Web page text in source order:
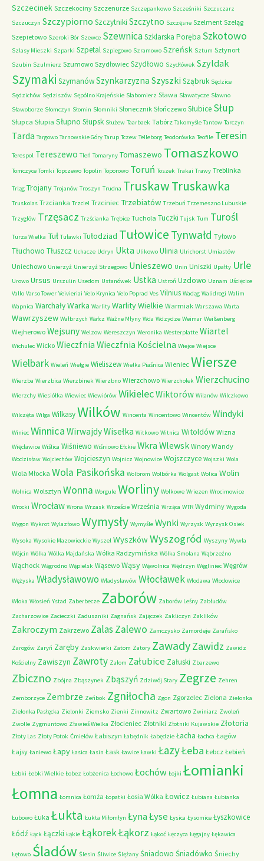
Szczecinek Szczekociny Szczenurze Szczepankowo Szcześniki Szczuczarz
Szczuczyn Szczypiorno Szczytniki Szczytno Szczęsne Szelment Szeląg
Szepietowo Szeroki Bór Szewce SzewnicaSzklarska Poręba Szkotowo
Szlasy Mieszki Szparki Szpetal Szpiegowo Szramowo Szreńsk Sztum Sztynort
Szubin Szulmierz Szumowo Szydłowiec Szydłowo Szydłówek Szyldak
Szymaki SzymanówSzynkarzyzna Szyszki Sząbruk Sędzice
Sędzichów Sędziszów Sępólno Krajeńskie Słabomierz Sława Sławatycze Sławno
Sławoborze Słomczyn Słomin Słomniki Słonecznik Słończewo Słubice Słup
Słupca Słupia Słupno Słupsk Służew Taarbaek Tabórz Takomyśle Tantow Tarczyn
Tarda Targowo Tarnowskie Góry Tarup Tczew Telleborg Teodorówka Teofile Teresin
Terespol Tereszewo Tleń Tomaryny Tomaszewo Tomaszkowo
Tomczyce Tomki Topczewo Topolin Toporowo Toruń Toszek Trakai Trawy Treblinka
Trląg Trojany Trojanów Troszyn Trudna TruskawTruskawka
Truskolas Trzcianka Trzciel Trzciniec Trzebiatów Trzebuń Trzemeszno Lubuskie
Trzygłów Trzęsacz Trzścianka Trębice Tuchola Tuczki Tujsk Tum Turośl
Turza Wielka Tuł Tuławki Tułodziad Tułowice Tynwałd Tyłowo
Tłuchowo Tłuszcz Uchacze Udryn Ukta Ulikowo Ulinia Ulrichorst Umiastów
Uniechowo Unierzyż Unierzyż Strzegowo Unieszewo Unin Uniszki Upałty Urle
Urowo Ursus Urszulin Usedom Ustanówek Ustka Ustroń Uzdowo Uznam Uścięcice
Vallo Varso Tower Veivieriai Velo Krynica Velo Poprad Ves Vilnius Wadąg Walidrogi Walim
Wapnica WarchałyWarka Warlity Warlity Wielkie Warmiak Warszawa Warta
Wawrzyszew Wałbrzych Wałcz Ważne Młyny Wda Wdzydze Weimar Weißenberg
Wejherowo Wejsuny Welzow Wereszczyn Weronika Westerplatte Wiartel
Wichulec Wicko Wieczfnia Wieczfnia Kościelna Wiejce Wiejsce
Wielbark Wieleń Wielgie Wieliszew Wielka Piaśnica Wieniec Wiersze
Wierzba Wierzbica Wierzbinek Wierzbno Wierzchowo Wierzchołek Wierzchucino
Wierzchy Wiesiółka Wiewiec Wiewiórów WikielecWiktorów Wilanów Wilczkowo
Wilczęta Wilga WilkasyWilków Wincenta Wincentowo Wincentów Windyki
Winiec Winnica WirwajdyWisełka Witkowo Witnica Witoldów Wizna
Więcławice Wiślica Wiśniewo Wiśniowo Ełckie Wkra Wlewsk Wnory Wandy
Wodzisław Wojciechów Wojcieszyn Wojnicz Wojnowice Wojszczyce Wojszki Wola
Wola Młocka Wola Pasikońska Wolbrom Wolbórka Wolgast Wolica Wolin
Wolnica Wolsztyn Wonna Worgule Worliny Wołkowe Wriezen Wrocimowice
Wrocki Wrocław Wrona Wrzask Wrzeście Września Wrząca WTR Wydminy Wygoda
Wygon Wykrot Wylazłowo Wymysły Wymyśle Wynki Wyrzysk Wyrzysk Osiek
Wysoka Wysokie Mazowieckie Wyszel WyszkówWyszogród Wyszyny Wywła
Wójcin Wólka Wólka Majdańska Wólka Radzymińska Wólka Smolana Wąbrzeźno
Wąchock Wągrodno Wąpielsk Wąsewo Wąsy Wąwolnica Wędrzyn Węgliniec Węgrów
Wężyska Władysławowo Władysławów Włocławek Włodawa Włodowice
Włoka Włosień Ystad Zaberbecze Zaborów Zaborów Leśny Zabłudów
Zacharzowice Zacieczki Zaduszniki Zagnańsk Zajączek Zakliczyn Zaklików
Zakroczym Zakrzewo ZalasZalewo Zamczysko Zamordeje Zarańsko
Zarogów Zaryń Zaręby Zaskwierki Zatom Zatory ZawadyZawidz Zawidz
Kościelny Zawiszyn Zawroty Załom Załubice Załuski Zbarzewo
Zbiczno Zbójna Zbąszynek Zbąszyń Zdziwój Stary Zegrze Zehren
Zemborzyce Zembrze Zeńbok Zgniłocha Zgon Zgorzelec Zielona Zielonka
Zielonka Pasłęcka Zielonki Ziemsko Zienki Zinnowitz Zwartowo Zwiniarz Zwoleń
Zwolle Zygmuntowo Zławieś Wielka Złocieniec Złotniki Złotniki Kujawskie Złotoria
Złoty Las Złoty Potok Ćmielów Łabiszyn Łabędnik Łabędzie Łacha Łachca Łagów
Łajsy Łaniewo Łapy Łasica Łasin Łask Ławice Ławki ŁazyŁeba Łebcz Łebień
Łebki Łebki Wielkie Łobez Łobżenica Łochowo Łochów Łojki Łomianki
Łomna Łomnica Łomża Łopatki Łosia Wólka Łowicz Łubiana Łubianka
Łubowo Łuka Łukta Łukta Miłomłyn ŁynaŁyse Łysica Łysomice Łyszkowice
Łódź Łąck Łączki Łąkie ŁąkorekŁąkorz Łąkoć Łęczyca Łęgajny Łękawica
Łętowo Śladów Ślesin Śliwice Ślężany Śniadowo Śniadówko Śniechy